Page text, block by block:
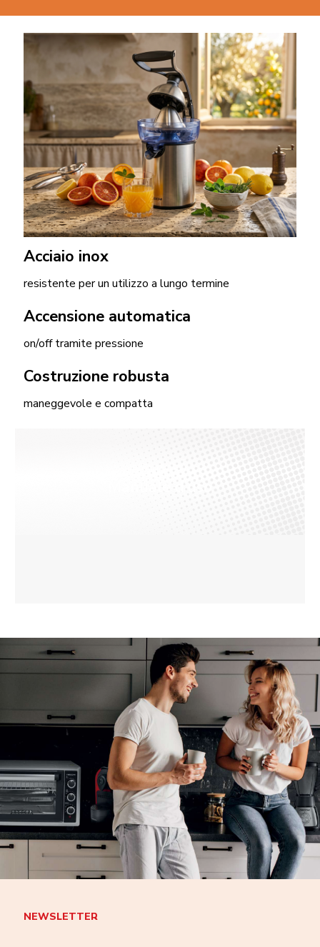
Acciaio inox
resistente per un utilizzo a lungo termine
Accensione automatica
on/off tramite pressione
Costruzione robusta
maneggevole e compatta
NEWSLETTER